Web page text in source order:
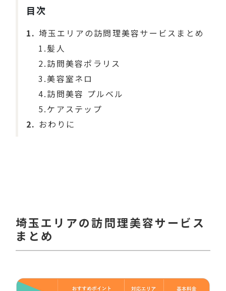
目次
1
埼玉エリアの訪問理美容サービスまとめ
1.髪人
2.訪問美容ポラリス
3.美容室ネロ
4.訪問美容 プルベル
5.ケアステップ
2
おわりに
埼玉エリアの訪問理美容サービス
まとめ